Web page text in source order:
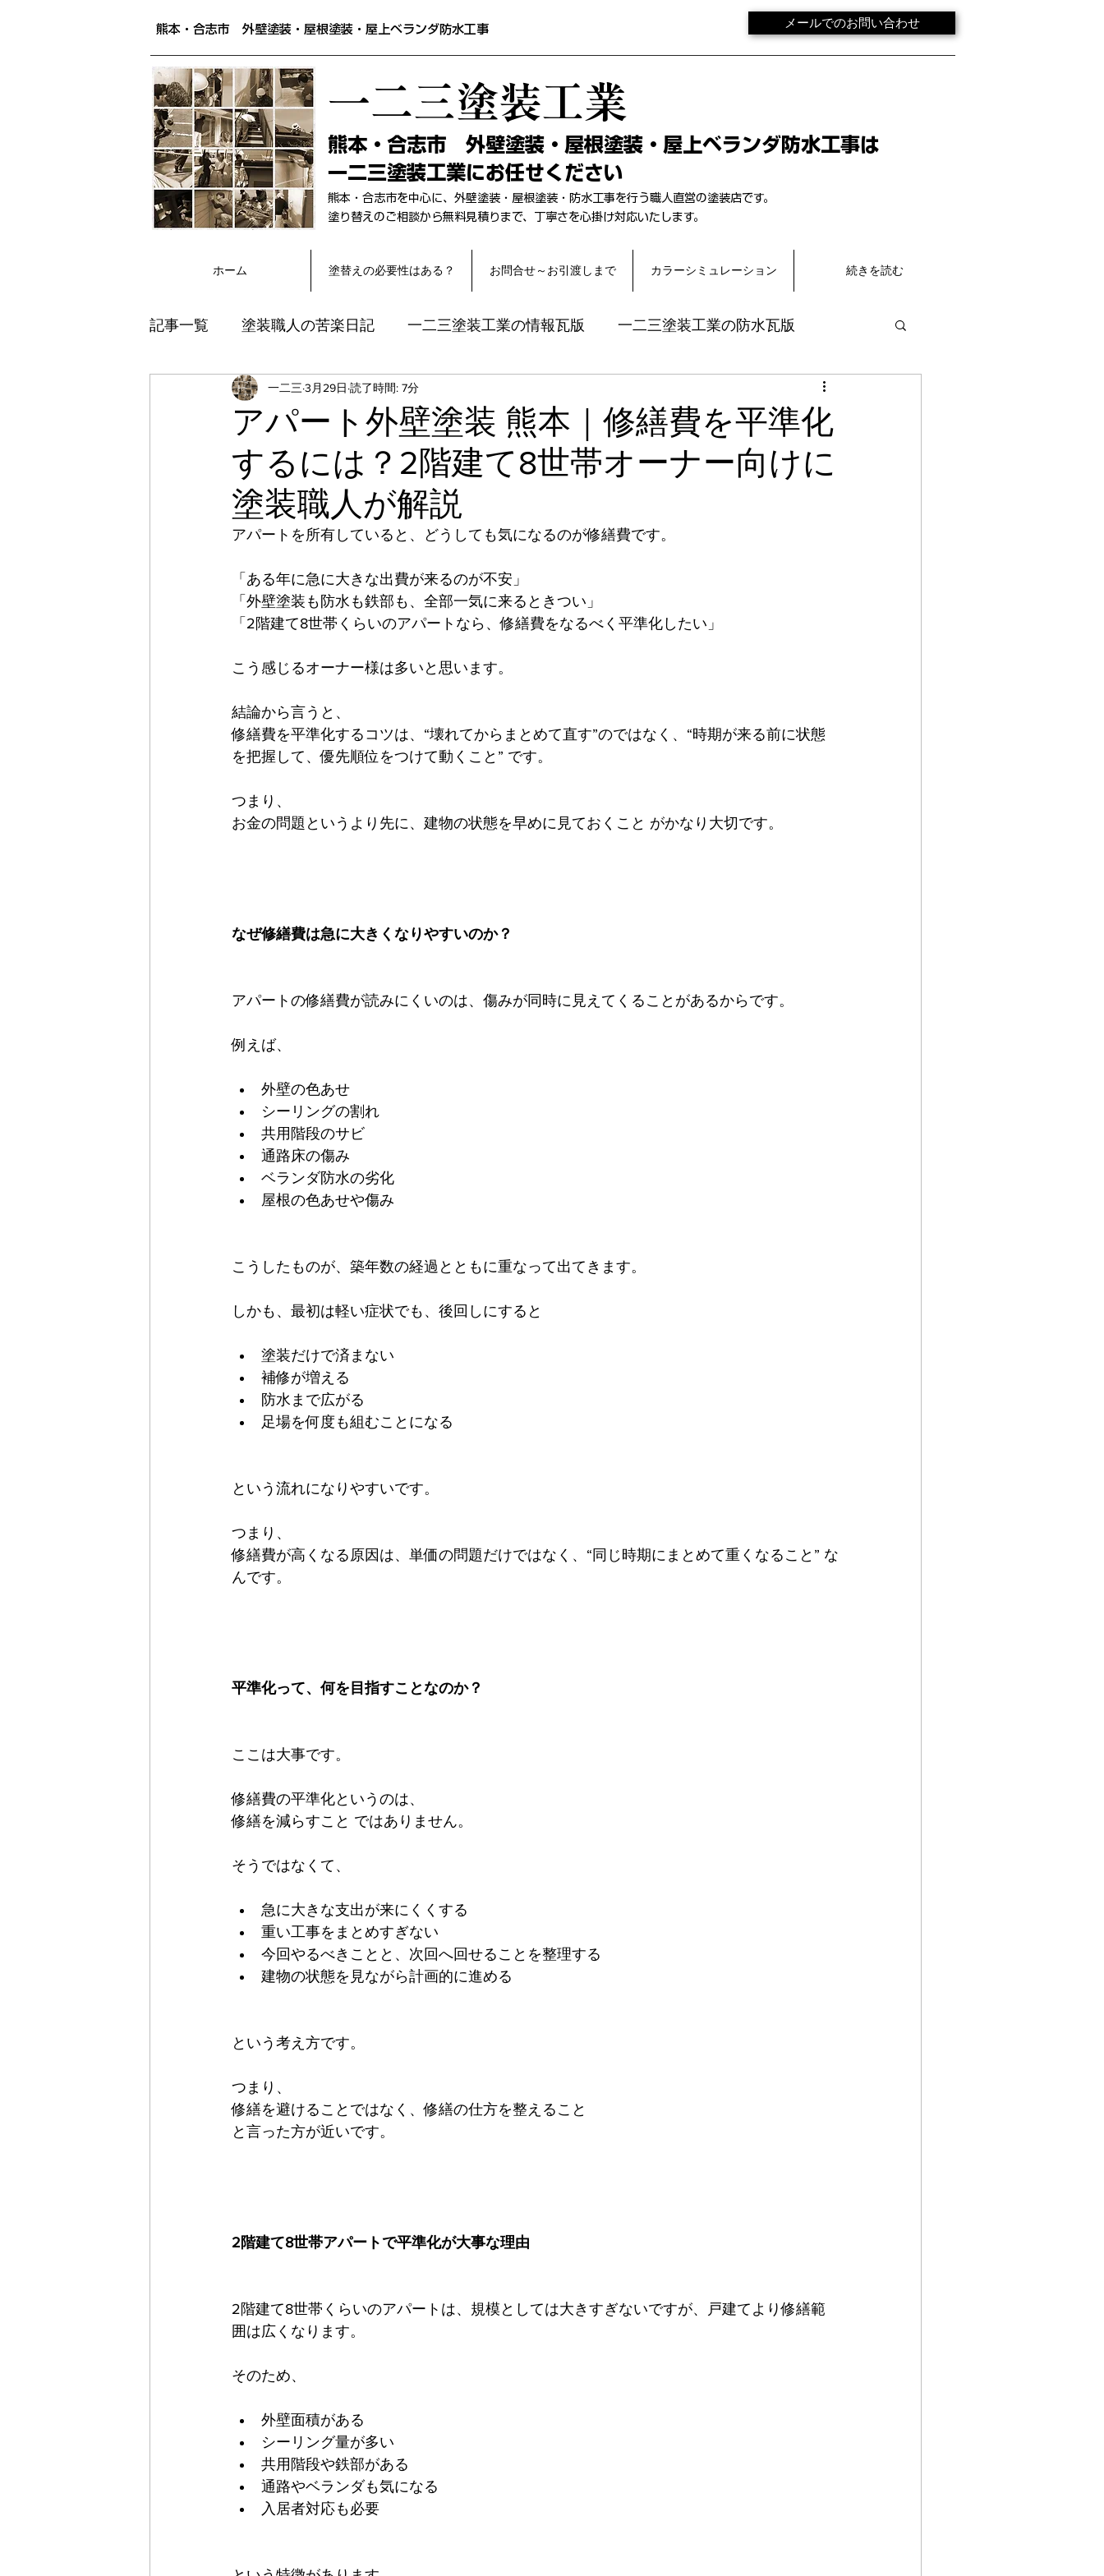
熊本・合志市 外壁塗装・屋根塗装・屋上ベランダ防水工事 メールでのお問い合わせ
一二三塗装工業
​熊本・合志市 外壁塗装・屋根塗装・屋上ベランダ防水工事は
一二三塗装工業にお任せください
熊本・合志市を中心に、外壁塗装・屋根塗装・防水工事を行う職人直営の塗装店です。
​塗り替えのご相談から無料見積りまで、丁寧さを心掛け対応いたします。
ホーム 塗替えの必要性はある？ お問合せ～お引渡しまで カラーシミュレーション 続きを読む
記事一覧 塗装職人の苦楽日記 一二三塗装工業の情報瓦版 一二三塗装工業の防水瓦版
施工事例 お知らせ タキロン張り替え
シーリング工事 補修工事 テナント塗装工事 洗浄工事 フロアタイル シート貼り
CFシート工事 屋根塗装 鉄部塗装
屋根下塗り 屋根上塗り 遮熱塗装
アパート外壁塗装 熊本｜修繕費を平準化
するには？2階建て8世帯オーナー向けに
塗装職人が解説
一二三 3月29日 読了時間: 7分
アパートを所有していると、どうしても気になるのが修繕費です。
「ある年に急に大きな出費が来るのが不安」
「外壁塗装も防水も鉄部も、全部一気に来るときつい」
「2階建て8世帯くらいのアパートなら、修繕費をなるべく平準化したい」
こう感じるオーナー様は多いと思います。
結論から言うと、
修繕費を平準化するコツは、“壊れてからまとめて直す”のではなく、“時期が来る前に状態
を把握して、優先順位をつけて動くこと” です。
つまり、
お金の問題というより先に、建物の状態を早めに見ておくこと がかなり大切です。
なぜ修繕費は急に大きくなりやすいのか？
アパートの修繕費が読みにくいのは、傷みが同時に見えてくることがあるからです。
例えば、
外壁の色あせ
シーリングの割れ
共用階段のサビ
通路床の傷み
ベランダ防水の劣化
屋根の色あせや傷み
こうしたものが、築年数の経過とともに重なって出てきます。
しかも、最初は軽い症状でも、後回しにすると
塗装だけで済まない
補修が増える
防水まで広がる
足場を何度も組むことになる
という流れになりやすいです。
つまり、
修繕費が高くなる原因は、単価の問題だけではなく、“同じ時期にまとめて重くなること” な
んです。
平準化って、何を目指すことなのか？
ここは大事です。
修繕費の平準化というのは、
修繕を減らすこと ではありません。
そうではなくて、
急に大きな支出が来にくくする
重い工事をまとめすぎない
今回やるべきことと、次回へ回せることを整理する
建物の状態を見ながら計画的に進める
という考え方です。
つまり、
修繕を避けることではなく、修繕の仕方を整えること
と言った方が近いです。
2階建て8世帯アパートで平準化が大事な理由
2階建て8世帯くらいのアパートは、規模としては大きすぎないですが、戸建てより修繕範
囲は広くなります。
そのため、
外壁面積がある
シーリング量が多い
共用階段や鉄部がある
通路やベランダも気になる
入居者対応も必要